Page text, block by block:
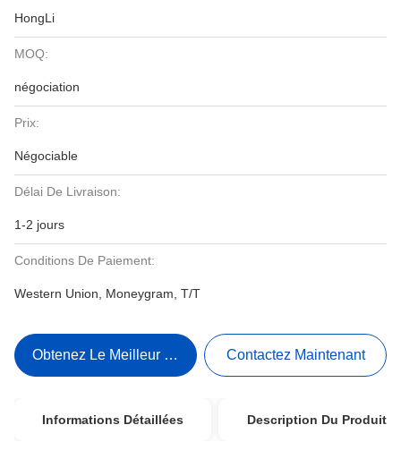
HongLi
MOQ:
négociation
Prix:
Négociable
Délai De Livraison:
1-2 jours
Conditions De Paiement:
Western Union, Moneygram, T/T
Obtenez Le Meilleur Prix Contactez Maintenant
Informations Détaillées Description Du Produit